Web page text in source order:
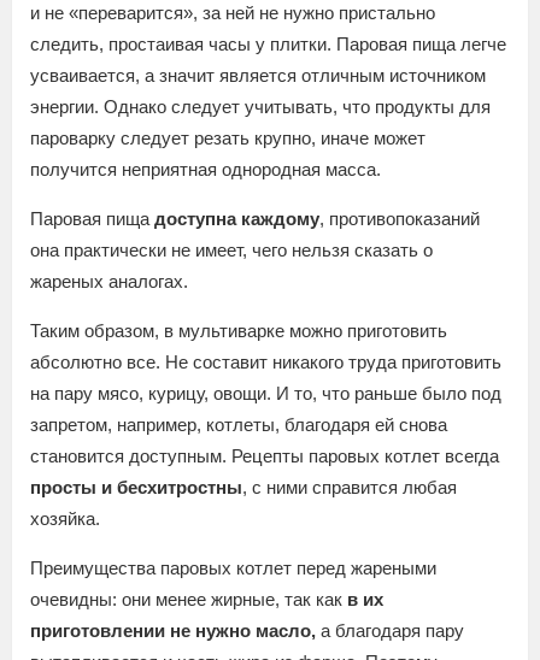
и не «переварится», за ней не нужно пристально
следить, простаивая часы у плитки. Паровая пища легче
усваивается, а значит является отличным источником
энергии. Однако следует учитывать, что продукты для
пароварку следует резать крупно, иначе может
получится неприятная однородная масса.
Паровая пища доступна каждому, противопоказаний
она практически не имеет, чего нельзя сказать о
жареных аналогах.
Таким образом, в мультиварке можно приготовить
абсолютно все. Не составит никакого труда приготовить
на пару мясо, курицу, овощи. И то, что раньше было под
запретом, например, котлеты, благодаря ей снова
становится доступным. Рецепты паровых котлет всегда
просты и бесхитростны, с ними справится любая
хозяйка.
Преимущества паровых котлет перед жареными
очевидны: они менее жирные, так как в их
приготовлении не нужно масло, а благодаря пару